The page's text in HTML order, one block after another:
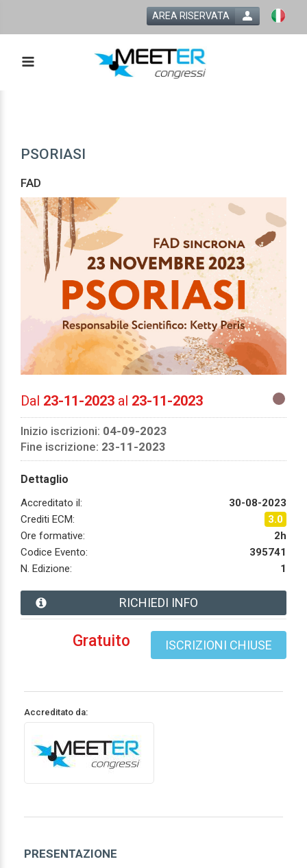
AREA RISERVATA
PSORIASI
FAD
Dal 23-11-2023 al 23-11-2023
Inizio iscrizioni: 04-09-2023
Fine iscrizione: 23-11-2023
Dettaglio
Accreditato il:
30-08-2023
Crediti ECM:
3.0
Ore formative:
2h
Codice Evento:
395741
N. Edizione:
1
RICHIEDI INFO
ISCRIZIONI CHIUSE
Gratuito
Accreditato da:
PRESENTAZIONE